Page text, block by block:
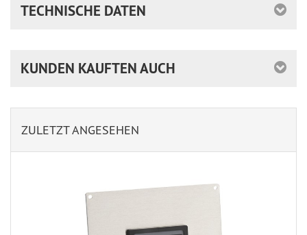
TECHNISCHE DATEN
KUNDEN KAUFTEN AUCH
ZULETZT ANGESEHEN